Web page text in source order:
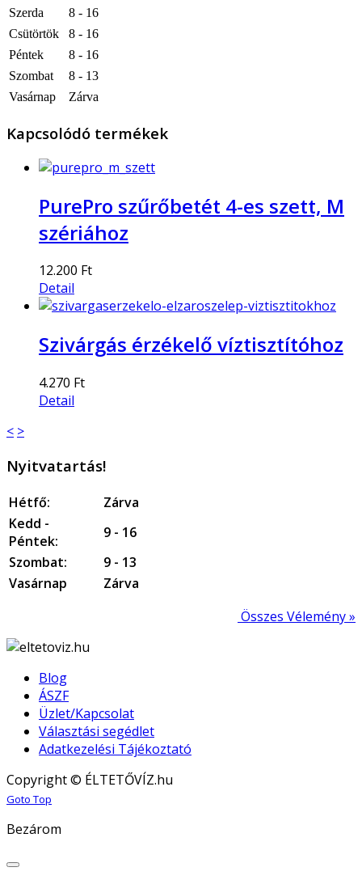
Szerda
8 - 16
Csütörtök
8 - 16
Péntek
8 - 16
Szombat
8 - 13
Vasárnap
Zárva
Kapcsolódó termékek
PurePro szűrőbetét 4-es szett, M
szériához
12.200 Ft
Detail
Szivárgás érzékelő víztisztítóhoz
4.270 Ft
Detail
< >
Nyitvatartás!
Hétfő:
Zárva
Kedd -
Péntek:
9 - 16
Szombat:
9 - 13
Vasárnap
Zárva
Összes Vélemény »
Blog
ÁSZF
Üzlet/Kapcsolat
Választási segédlet
Adatkezelési Tájékoztató
Copyright © ÉLTETŐVÍZ.hu
Joomla! 3 Templates
Goto Top
Bezárom